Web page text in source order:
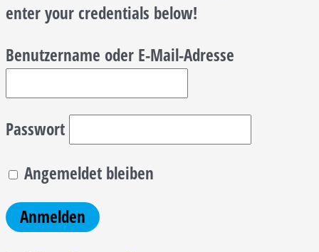
enter your credentials below!
Benutzername oder E-Mail-Adresse
Passwort
Angemeldet bleiben